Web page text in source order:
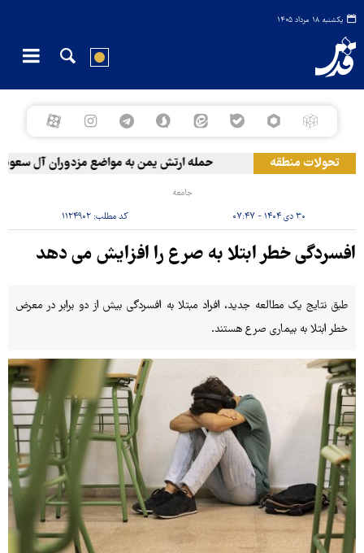
یکشنبه ۱۸ مرداد ۱۴۰۵
تحولات منطقه حمله ارتش یمن به مواضع مزدوران آل سعود
جامعه
۳۰ دی ۱۴۰۴ - ۰۷:۴۷ کد مطلب: ۱۱۲۴۹۰۲
افسردگی خطر ابتلا به صرع را افزایش می دهد
طبق نتایج یک مطالعه جدید، افراد مبتلا به افسردگی بیش از دو برابر در معرض
خطر ابتلا به بیماری صرع هستند.